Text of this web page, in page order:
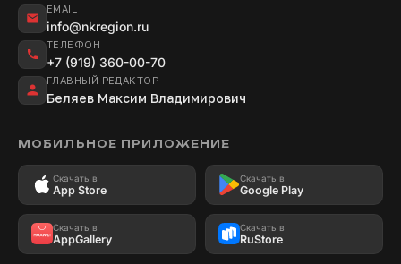
EMAIL
info@nkregion.ru
ТЕЛЕФОН
+7 (919) 360-00-70
ГЛАВНЫЙ РЕДАКТОР
Беляев Максим Владимирович
МОБИЛЬНОЕ ПРИЛОЖЕНИЕ
Скачать в
App Store
Скачать в
Google Play
Скачать в
AppGallery
Скачать в
RuStore